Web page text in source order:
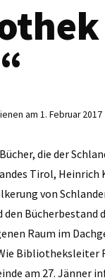
am 1. Februar 2017
die der
Tirol,
von
den
Raum im
Bibliotheksleiter
am 27. Jänner